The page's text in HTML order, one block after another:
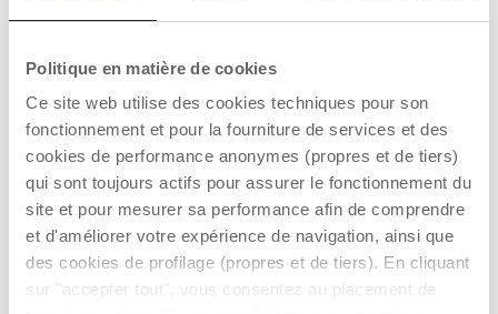
Politique en matière de cookies
Ce site web utilise des cookies techniques pour son
fonctionnement et pour la fourniture de services et des
cookies de performance anonymes (propres et de tiers)
qui sont toujours actifs pour assurer le fonctionnement du
site et pour mesurer sa performance afin de comprendre
et d'améliorer votre expérience de navigation, ainsi que
des cookies de profilage (propres et de tiers). En cliquant
sur "accepter tout", vous consentez au placement de
Co-sleeper Wieg Chicco
€ 249,99
TOEVOEGEN
Co-sleeper Wieg Chicco
€ 249,99
TOEVOEGEN